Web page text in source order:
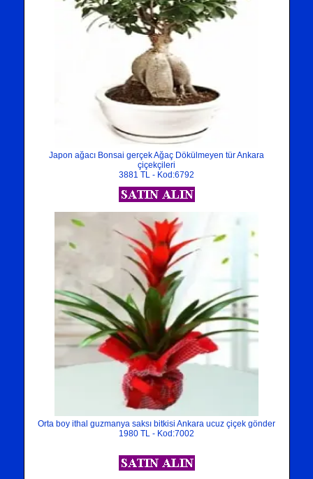
Japon ağacı Bonsai gerçek Ağaç Dökülmeyen tür Ankara
çiçekçileri
3881 TL - Kod:6792
Orta boy ithal guzmanya saksı bitkisi Ankara ucuz çiçek gönder
1980 TL - Kod:7002